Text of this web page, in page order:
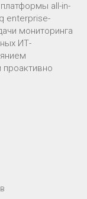
all-in-
enterprise-
мониторинга
ИТ-